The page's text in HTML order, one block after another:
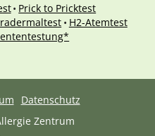
Prick to Pricktest
H2-Atemtest
Datenschutz
Zentrum